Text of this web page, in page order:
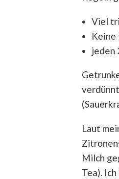
Viel
Keine
jeden
Laut
Milch
Tea).